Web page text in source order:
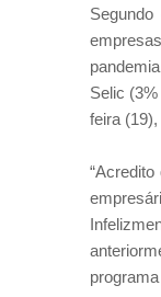
Selic
feira